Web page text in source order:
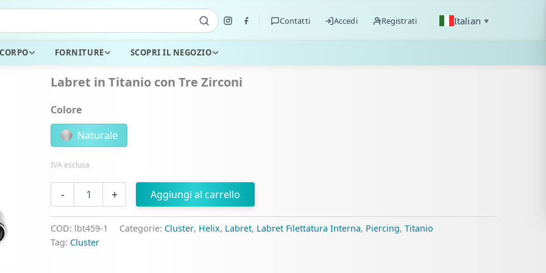
Contatti Accedi Registrati Italian ▼
FORNITURE SCOPRI IL NEGOZIO
Labret in Titanio con Tre Zirconi
Colore
Naturale
IVA esclusa
-
con
Zirconi
+ Aggiungi al carrello
COD: lbt459-1 Categorie: Cluster, Helix, Labret, Labret Filettatura Interna, Piercing,Titanio
Tag: Cluster